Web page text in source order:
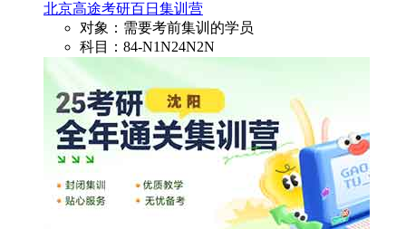
北京高途考研百日集训营
对象：需要考前集训的学员
科目：84-N1N24N2N